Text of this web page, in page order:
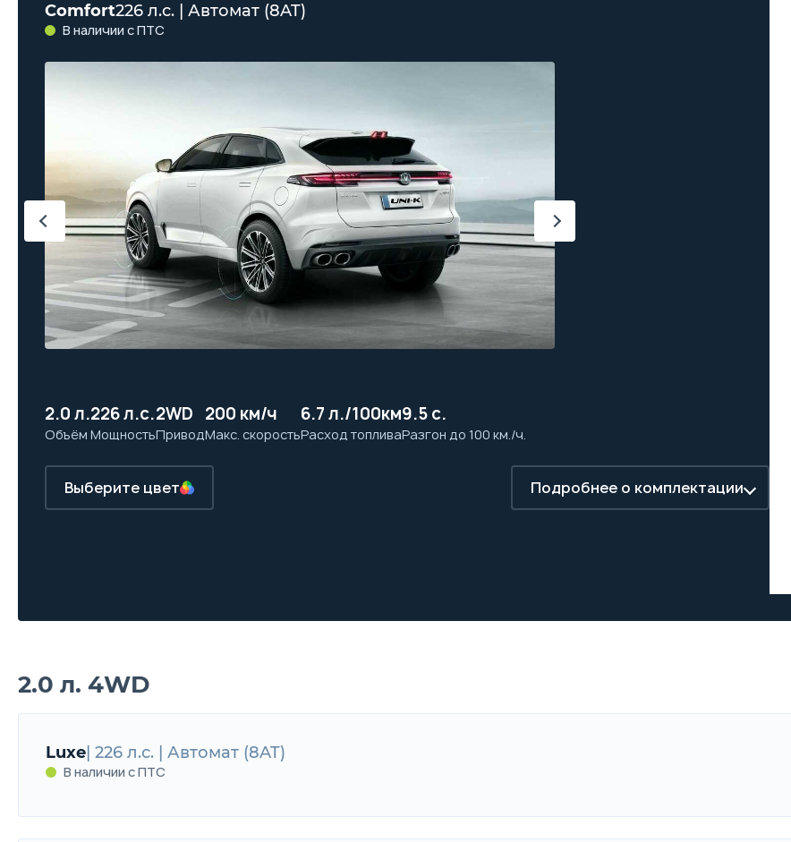
Comfort226 л.с. | Автомат (8AT)
В наличии с ПТС
2.0 л.
Объём
226 л.с.
Мощность
2WD
Привод
200 км/ч
Макс. скорость
6.7 л./100км
Расход топлива
9.5 с.
Разгон до 100 км./ч.
Выберите цвет Подробнее о комплектации
2.0 л. 4WD
Luxe | 226 л.с. | Автомат (8AT)
В наличии с ПТС